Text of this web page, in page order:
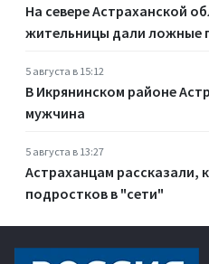
На севере Астраханской
жительницы дали ложные
5 августа в 15:12
В Икрянинском районе
мужчина
5 августа в 13:27
Астраханцам рассказали,
подростков в "сети"